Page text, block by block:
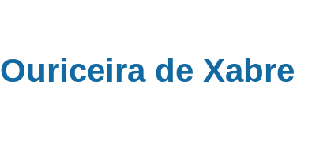
Ouriceira de Xabre